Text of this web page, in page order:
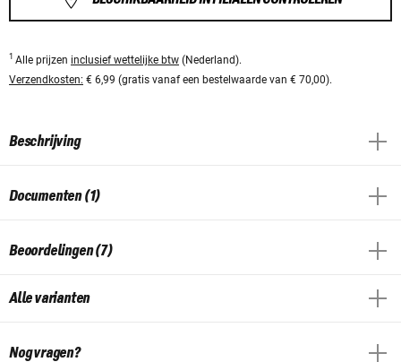
1 Alle prijzen inclusief wettelijke btw (Nederland).
Verzendkosten: € 6,99 (gratis vanaf een bestelwaarde van € 70,00).
Beschrijving
Documenten (1)
Beoordelingen (7)
Alle varianten
Nog vragen?